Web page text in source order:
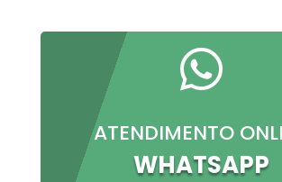

ATENDIMENTO
WHATSAPP